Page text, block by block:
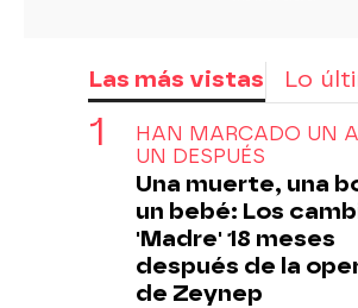
Las más vistas Lo
HAN MARCADO UN
UN DESPUÉS
Una muerte, una
un bebé: Los
'Madre' 18 meses
después de la
de Zeynep